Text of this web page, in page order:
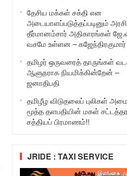
தேசிய மக்கள் சக்தி என
அடையாளப்படுத்தப்படினும்
தீர்மானம்சார் அதிகாரங்கள்
வசமே உள்ளன – கஜேந்திரகுமார்
தமிழர் ஒருவரைத் தாருங்கள்
ஆளுநராக நியமிக்கின்றேன் –
ஜனாதிபதி
தமிழீழ விடுதலைப் புலிகள்
மூத்த தளபதியின் மகள்
சத்தியப் பிரமாணம்!!
JRIDE : TAXI SERVICE